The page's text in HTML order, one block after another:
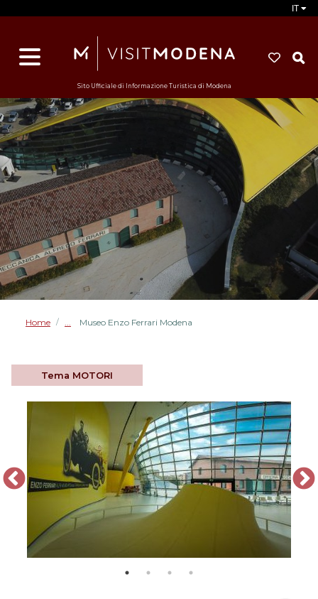
IT
Sito Ufficiale di Informazione Turistica di Modena
Home / Museo Enzo Ferrari Modena
Tema MOTORI